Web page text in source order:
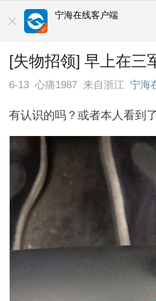
宁海在线客户端
[失物招领] 早上在三
6-13 心痛1987 来自浙江 宁海
有认识的吗？或者本人看到